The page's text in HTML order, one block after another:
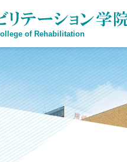
of Rehabilitation